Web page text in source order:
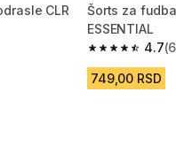
CLR
44 Recenzije
Šorts za
ESSENTIAL
4.7
4.7 od 5
749,00 RSD